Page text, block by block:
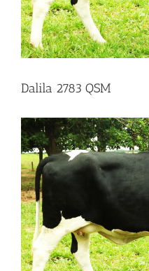
Dalila 2783 QSM